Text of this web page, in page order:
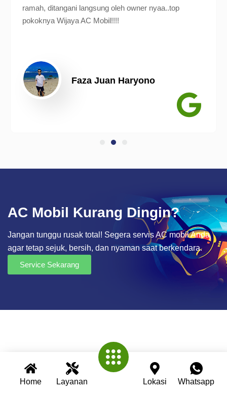
Home Layanan Lokasi Whatsapp
ramah, ditangani langsung oleh owner nyaa..top
pokoknya Wijaya AC Mobil!!!!
Faza Juan Haryono
AC Mobil Kurang Dingin?
Jangan tunggu rusak total! Segera servis AC mobil Anda
agar tetap sejuk, bersih, dan nyaman saat berkendara.
Service Sekarang